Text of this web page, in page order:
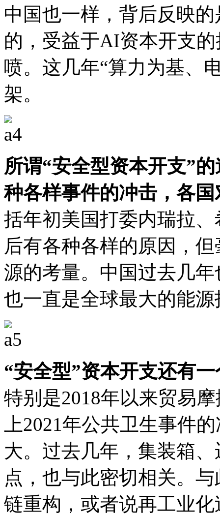
中国也一样，背后反映
的，受益于AI资本开支
喷。这几年“算力为基、
架。
所谓“安全型资本开支”
种各样事件的冲击，各
括年初美国打委内瑞拉
后有各种各样的原因，
源的考量。中国过去几
也一直是全球最大的能
“安全型”资本开支还有
特别是2018年以来贸易
上2021年公共卫生事件
大。过去几年，集装箱
点，也与此密切相关。
链重构，或者说再工业